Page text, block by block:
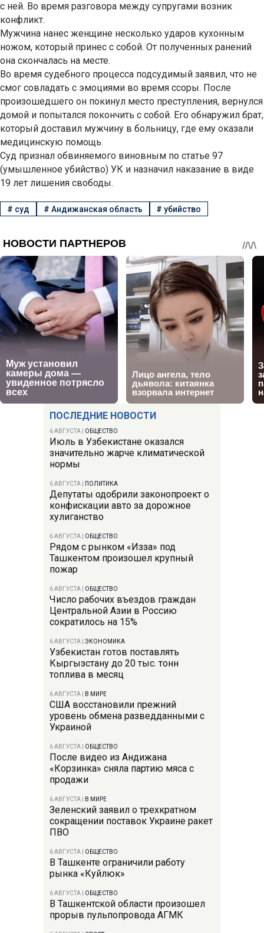
ПОСЛЕДНИЕ НОВОСТИ
6 АВГУСТА ОБЩЕСТВО
Июль в Узбекистане оказался
значительно жарче климатической
нормы
6 АВГУСТА ПОЛИТИКА
Депутаты одобрили законопроект о
конфискации авто за дорожное
хулиганство
6 АВГУСТА ОБЩЕСТВО
Рядом с рынком «Изза» под
Ташкентом произошел крупный
пожар
6 АВГУСТА ОБЩЕСТВО
Число рабочих въездов граждан
Центральной Азии в Россию
сократилось на 15%
6 АВГУСТА ЭКОНОМИКА
Узбекистан готов поставлять
Кыргызстану до 20 тыс. тонн
топлива в месяц
6 АВГУСТА В МИРЕ
США восстановили прежний
уровень обмена разведданными с
Украиной
6 АВГУСТА ОБЩЕСТВО
После видео из Андижана
«Корзинка» сняла партию мяса с
продажи
6 АВГУСТА В МИРЕ
Зеленский заявил о трехкратном
сокращении поставок Украине ракет
ПВО
6 АВГУСТА ОБЩЕСТВО
В Ташкенте ограничили работу
рынка «Куйлюк»
6 АВГУСТА ОБЩЕСТВО
В Ташкентской области произошел
прорыв пульпопровода АГМК
с ней. Во время разговора между супругами возник
конфликт.
Мужчина нанес женщине несколько ударов кухонным
ножом, который принес с собой. От полученных ранений
она скончалась на месте.
Во время судебного процесса подсудимый заявил, что не
смог совладать с эмоциями во время ссоры. После
произошедшего он покинул место преступления, вернулся
домой и попытался покончить с собой. Его обнаружил брат,
который доставил мужчину в больницу, где ему оказали
медицинскую помощь.
Суд признал обвиняемого виновным по статье 97
(умышленное убийство) УК и назначил наказание в виде
19 лет лишения свободы.
# суд # Андижанская область #убийство